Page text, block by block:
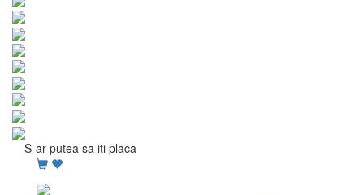
S-ar putea sa iti placa